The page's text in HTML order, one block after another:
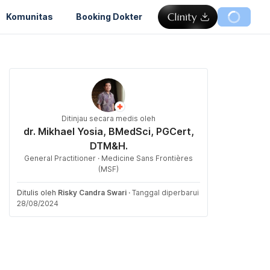
Komunitas Booking Dokter
Ditinjau secara medis oleh
dr. Mikhael Yosia, BMedSci, PGCert,
DTM&H.
General Practitioner · Medicine Sans Frontières
(MSF)
Ditulis oleh Risky Candra Swari · Tanggal diperbarui
28/08/2024